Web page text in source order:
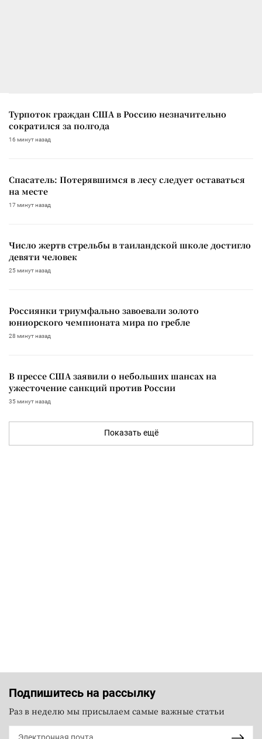
Турпоток граждан США в Россию незначительно
сократился за полгода
16 минут назад
Спасатель: Потерявшимся в лесу следует оставаться
на месте
17 минут назад
Число жертв стрельбы в таиландской школе достигло
девяти человек
25 минут назад
Россиянки триумфально завоевали золото
юниорского чемпионата мира по гребле
28 минут назад
В прессе США заявили о небольших шансах на
ужесточение санкций против России
35 минут назад
Показать ещё
Подпишитесь на рассылку
Раз в неделю мы присылаем самые важные статьи